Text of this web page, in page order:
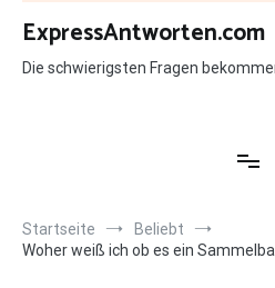
Zum
Inhalt
springen
ExpressAntworten.com
Die schwierigsten Fragen
Startseite
Beliebt
Woher weiß ich ob es ein